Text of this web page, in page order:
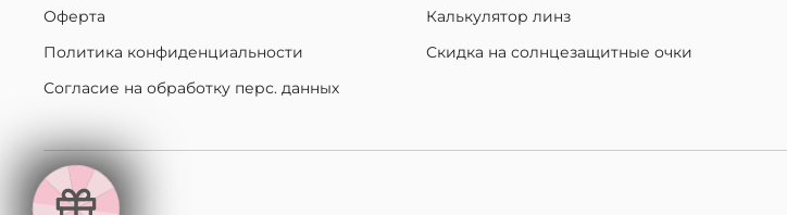
Оферта
Политика конфиденциальности
Согласие на обработку перс. данных
Калькулятор линз
Скидка на солнцезащитные очки